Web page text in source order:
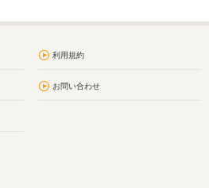
利用規約
お問い合わせ